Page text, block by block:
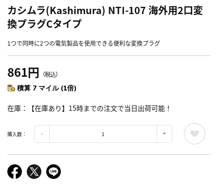
カシムラ(Kashimura) NTI-107 海外用2口変
換プラグCタイプ
1つで同時に2つの電気製品を使用できる便利な変換プラグ
861円 （税込）
積算 7 マイル (1倍)
在庫 【在庫あり】15時までの注文で当日出荷可能！
購入数：